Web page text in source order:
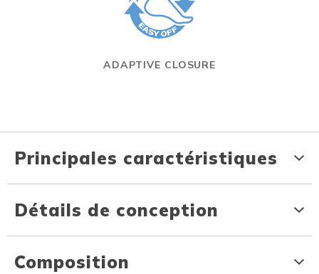
ADAPTIVE CLOSURE
Principales caractéristiques
Détails de conception
Composition